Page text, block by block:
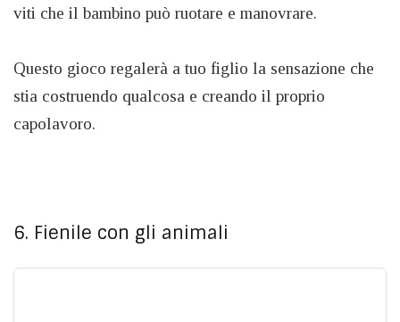
viti che il bambino può ruotare e manovrare.
Questo gioco regalerà a tuo figlio la sensazione che
stia costruendo qualcosa e creando il proprio
capolavoro.
6. Fienile con gli animali